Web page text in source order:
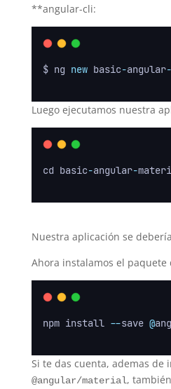
**angular-cli:
$ ng new basic-angular-
Luego ejecutamos nuestra
cd basic-angular-
Nuestra aplicación se
Ahora instalamos el
npm install --save @
Si te das cuenta, ademas de
@angular/material,